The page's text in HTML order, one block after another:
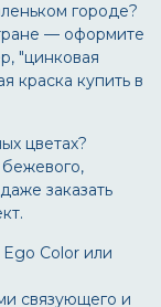
городе?
— оформите
"цинковая
краска купить в
цветах?
заказать
Color или
связующего и